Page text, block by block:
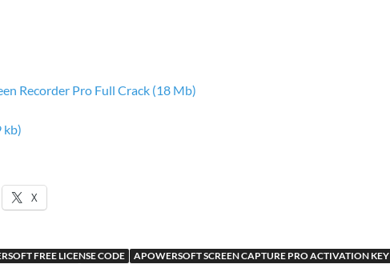
Recorder Pro Full Crack (18 Mb)
kb)
X
FREE LICENSE CODE
APOWERSOFT SCREEN CAPTURE PRO ACTIVATION KEY